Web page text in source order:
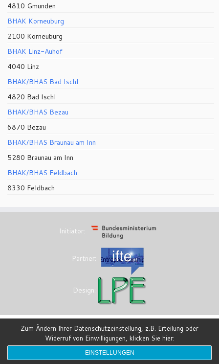
4810 Gmunden
BHAK Korneuburg
2100 Korneuburg
BHAK Linz-Auhof
4040 Linz
BHAK/BHAS Bad Ischl
4820 Bad Ischl
BHAK/BHAS Bezau
6870 Bezau
BHAK/BHAS Braunau am Inn
5280 Braunau am Inn
BHAK/BHAS Feldbach
8330 Feldbach
Initiator:
Partner:
Design:
·© 2026 eesi-impulszentrum· Powered by
·
Entworfen mit demCustomizr-Theme
Zum Ändern Ihrer Datenschutzeinstellung, z.B. Erteilung oder
Widerruf von Einwilligungen, klicken Sie hier:
EINSTELLUNGEN